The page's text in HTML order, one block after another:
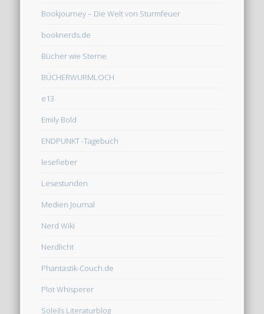
Bookjourney – Die Welt von Sturmfeuer
booknerds.de
Bücher wie Sterne
BÜCHERWURMLOCH
e13
Emily Bold
ENDPUNKT -Tagebuch
lesefieber
Lesestunden
Medien Journal
Nerd Wiki
Nerdlicht
Phantastik-Couch.de
Plot Whisperer
Soleils Literaturblog